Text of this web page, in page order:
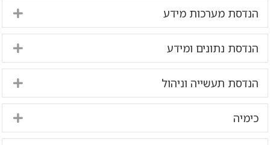
הנדסת מערכות מידע
הנדסת נתונים ומידע
הנדסת תעשייה וניהול
כימיה